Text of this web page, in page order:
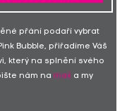
přání podaří vybrat
Bubble, přiřadíme Váš
který na splnění svého
nám na mail
a my